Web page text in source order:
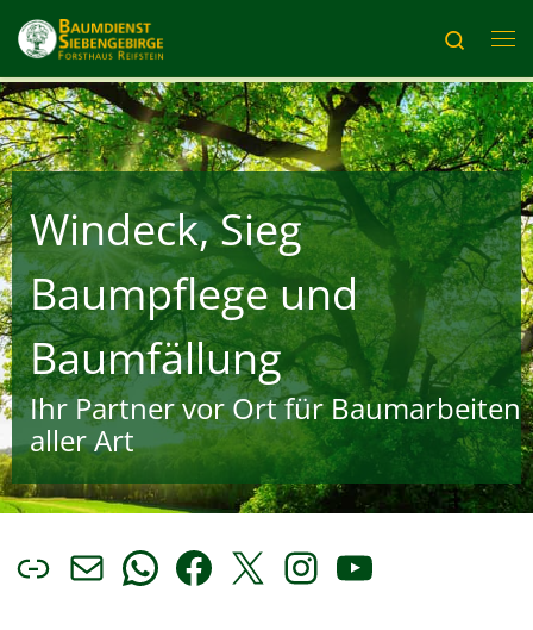
Zum Inhalt springen
Search
Windeck, Sieg
Baumpflege und
Baumfällung
Ihr Partner vor Ort für Baumarbeiten
aller Art
LinkE-Mail
WhatsApp
Facebook
X Instagram
YouTube